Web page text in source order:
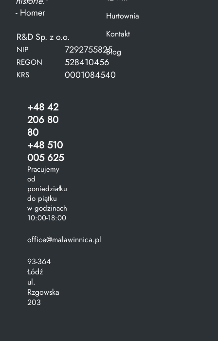
- Homer
R&D Sp. z o.o.
NIP 7292755825
REGON 528410456
KRS 0001084540
+48 42
206 80
80
+48 510
005 625
Pracujemy
od
poniedziałku
do piątku
w godzinach
10:00-18:00
office@malawinnica.pl
93-364
Łódź
ul.
Rzgowska
203
Hurtownia
Kontakt
Blog